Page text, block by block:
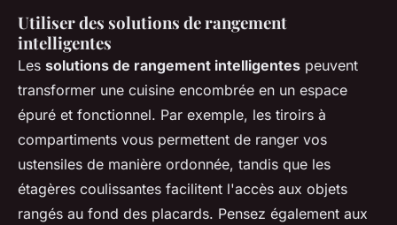
Utiliser des solutions de rangement
intelligentes
Les solutions de rangement intelligentes peuvent
transformer une cuisine encombrée en un espace
épuré et fonctionnel. Par exemple, les tiroirs à
compartiments vous permettent de ranger vos
ustensiles de manière ordonnée, tandis que les
étagères coulissantes facilitent l'accès aux objets
rangés au fond des placards. Pensez également aux